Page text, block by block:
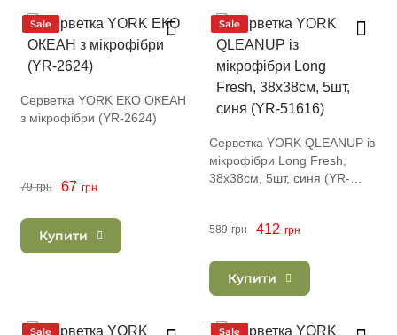
Sale
Серветка YORK ЕКО ОКЕАН
з мікрофібри (YR-2624)
79 грн 67 грн
Купити
Sale
Серветка YORK QLEANUP із
мікрофібри Long Fresh,
38x38см, 5шт, синя (YR-
589 грн 412 грн
Купити
Sale Sale